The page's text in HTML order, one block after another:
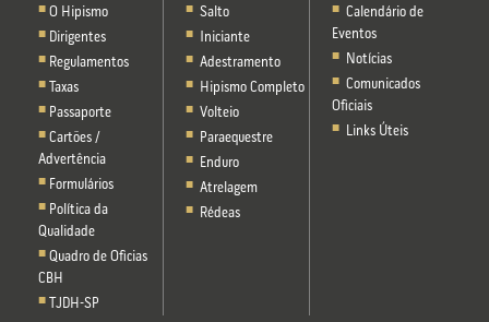
O Hipismo
Dirigentes
Regulamentos
Taxas
Passaporte
Cartões /
Advertência
Formulários
Política da
Qualidade
Quadro de Oficias
CBH
TJDH-SP
Salto
Iniciante
Adestramento
Hipismo Completo
Volteio
Paraequestre
Enduro
Atrelagem
Rédeas
Calendário de
Eventos
Notícias
Comunicados
Oficiais
Links Úteis